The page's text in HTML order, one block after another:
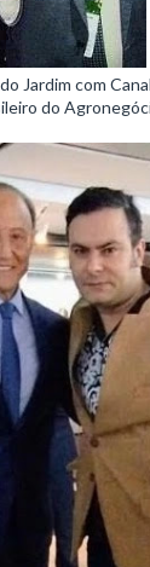
Jardim com
do